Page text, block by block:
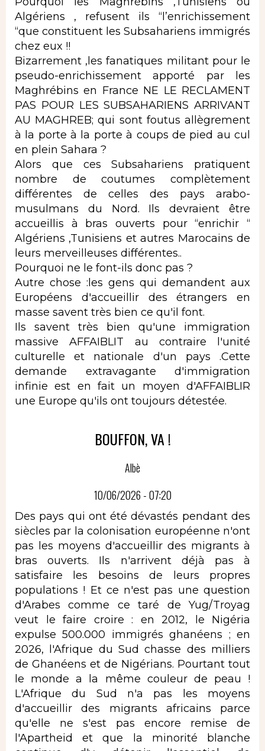
Algériens , refusent ils “l’enrichissement
“que constituent les Subsahariens immigrés
chez eux !!
Bizarrement ,les fanatiques militant pour le
pseudo-enrichissement apporté par les
Maghrébins en France NE LE RECLAMENT
PAS POUR LES SUBSAHARIENS ARRIVANT
AU MAGHREB; qui sont foutus allègrement
à la porte à la porte à coups de pied au cul
en plein Sahara ?
Alors que ces Subsahariens pratiquent
nombre de coutumes complètement
différentes de celles des pays arabo-
musulmans du Nord. Ils devraient être
accueillis à bras ouverts pour “enrichir “
Algériens ,Tunisiens et autres Marocains de
leurs merveilleuses différentes..
Pourquoi ne le font-ils donc pas ?
Autre chose :les gens qui demandent aux
Européens d'accueillir des étrangers en
masse savent très bien ce qu'il font.
Ils savent très bien qu'une immigration
massive AFFAIBLIT au contraire l'unité
culturelle et nationale d'un pays .Cette
demande extravagante d'immigration
infinie est en fait un moyen d'AFFAIBLIR
une Europe qu'ils ont toujours détestée.
BOUFFON, VA !
Albè
10/06/2026 - 07:20
Des pays qui ont été dévastés pendant des
siècles par la colonisation européenne n'ont
pas les moyens d'accueillir des migrants à
bras ouverts. Ils n'arrivent déjà pas à
satisfaire les besoins de leurs propres
populations ! Et ce n'est pas une question
d'Arabes comme ce taré de Yug/Troyag
veut le faire croire : en 2012, le Nigéria
expulse 500.000 immigrés ghanéens ; en
2026, l'Afrique du Sud chasse des milliers
de Ghanéens et de Nigérians. Pourtant tout
le monde a la même couleur de peau !
L'Afrique du Sud n'a pas les moyens
d'accueillir des migrants africains parce
qu'elle ne s'est pas encore remise de
l'Apartheid et que la minorité blanche